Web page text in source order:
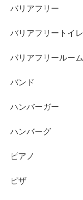
バリアフリー
バリアフリートイレ
バリアフリールーム
バンド
ハンバーガー
ハンバーグ
ピアノ
ピザ